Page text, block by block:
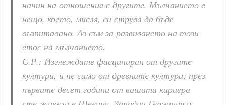
начин на отношение с другите. Мълчанието е
нещо, което, мисля, си струва да бъде
възпитавано. Аз съм за развиването на този
етос на мълчанието.
С.Р.: Изглеждате фасциниран от другите
култури, и не само от древните култури; през
първите десет години от вашата кариера